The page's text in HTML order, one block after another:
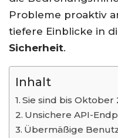
Probleme proaktiv
tiefere Einblicke in
Sicherheit.
Inhalt
Sie sind bis
Unsichere API-
Übermäßige